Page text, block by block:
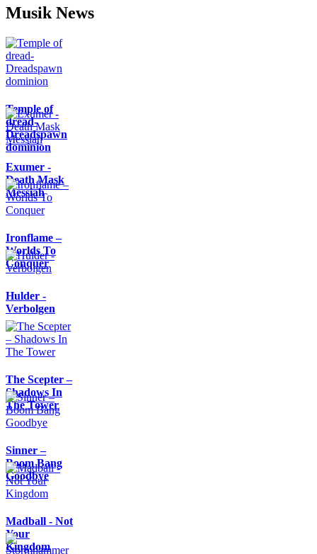
Musik News
Temple of
dread-
Dreadspawn
dominion
Exumer -
Death Mask
Messiah
Ironflame –
Worlds To
Conquer
Hulder -
Verbolgen
The Scepter –
Shadows In
The Tower
Sinner –
Boom Bang
Goodbye
Madball - Not
Your
Kingdom